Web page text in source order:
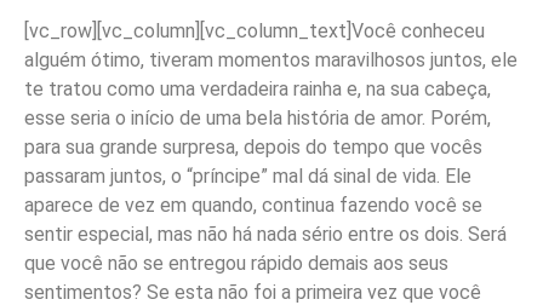
[vc_row][vc_column][vc_column_text] Você conheceu
alguém ótimo, tiveram momentos maravilhosos juntos, ele
te tratou como uma verdadeira rainha e, na sua cabeça,
esse seria o início de uma bela história de amor. Porém,
para sua grande surpresa, depois do tempo que vocês
passaram juntos, o “príncipe” mal dá sinal de vida. Ele
aparece de vez em quando, continua fazendo você se
sentir especial, mas não há nada sério entre os dois. Será
que você não se entregou rápido demais aos seus
sentimentos? Se esta não foi a primeira vez que você